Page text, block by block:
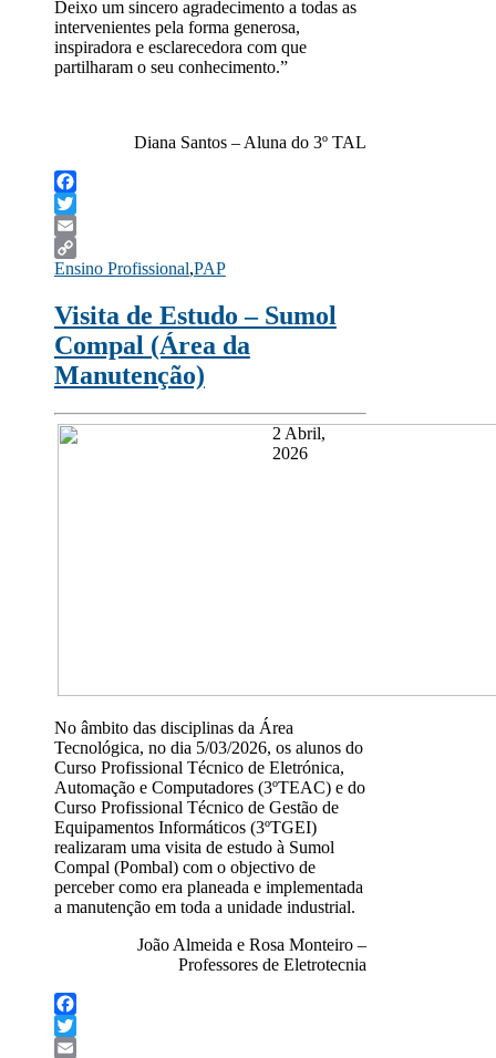
Deixo um sincero agradecimento a todas as
intervenientes pela forma generosa,
inspiradora e esclarecedora com que
partilharam o seu conhecimento.”
Diana Santos – Aluna do 3º TAL
Facebook
Twitter
Email
Copy
Ensino Profissional,PAP
Visita de Estudo – Sumol
Compal (Área da
Manutenção)
2 Abril,
2026
No âmbito das disciplinas da Área
Tecnológica, no dia 5/03/2026, os alunos do
Curso Profissional Técnico de Eletrónica,
Automação e Computadores (3ºTEAC) e do
Curso Profissional Técnico de Gestão de
Equipamentos Informáticos (3ºTGEI)
realizaram uma visita de estudo à Sumol
Compal (Pombal) com o objectivo de
perceber como era planeada e implementada
a manutenção em toda a unidade industrial.
João Almeida e Rosa Monteiro –
Professores de Eletrotecnia
Facebook
Twitter